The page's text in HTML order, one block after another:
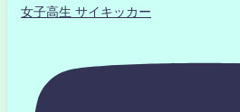
女子高生 サイキッカー